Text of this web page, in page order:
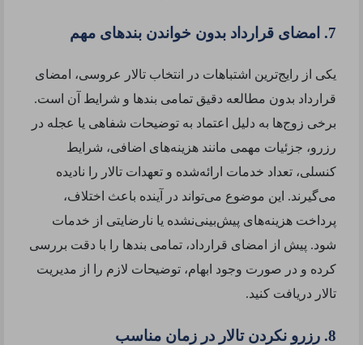
7. امضای قرارداد بدون خواندن بندهای مهم
یکی از رایج‌ترین اشتباهات در انتخاب تالار عروسی، امضای
قرارداد بدون مطالعه دقیق تمامی بندها و شرایط آن است.
برخی زوج‌ها به دلیل اعتماد به توضیحات شفاهی یا عجله در
رزرو، جزئیات مهمی مانند هزینه‌های اضافی، شرایط
کنسلی، تعداد خدمات ارائه‌شده و تعهدات تالار را نادیده
می‌گیرند. این موضوع می‌تواند در آینده باعث اختلاف،
پرداخت هزینه‌های پیش‌بینی‌نشده یا نارضایتی از خدمات
شود. پیش از امضای قرارداد، تمامی بندها را با دقت بررسی
کرده و در صورت وجود ابهام، توضیحات لازم را از مدیریت
تالار دریافت کنید.
8. رزرو نکردن تالار در زمان مناسب